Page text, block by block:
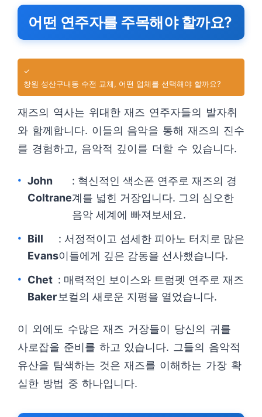
어떤 연주자를 주목해야 할까요?
✓
창원 성산구내동 수전 교체, 어떤 업체를 선택해야 할까요?
재즈의 역사는 위대한 재즈 연주자들의 발자취
와 함께합니다. 이들의 음악을 통해 재즈의 진수
를 경험하고, 음악적 깊이를 더할 수 있습니다.
John
Coltrane
: 혁신적인 색소폰 연주로 재즈의 경
계를 넓힌 거장입니다. 그의 심오한
음악 세계에 빠져보세요.
Bill
Evans
: 서정적이고 섬세한 피아노 터치로 많은
이들에게 깊은 감동을 선사했습니다.
Chet
Baker
: 매력적인 보이스와 트럼펫 연주로 재즈
보컬의 새로운 지평을 열었습니다.
이 외에도 수많은 재즈 거장들이 당신의 귀를
사로잡을 준비를 하고 있습니다. 그들의 음악적
유산을 탐색하는 것은 재즈를 이해하는 가장 확
실한 방법 중 하나입니다.